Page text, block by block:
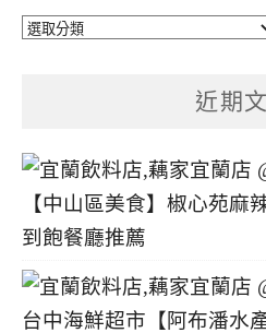
文
近期
【中山區美食】椒心苑麻
到飽餐廳推薦
台中海鮮超市【阿布潘水